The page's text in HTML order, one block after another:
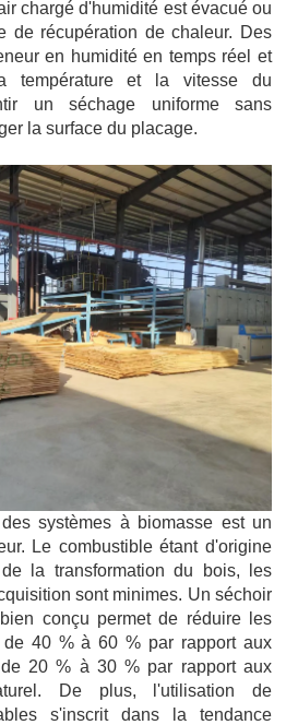
chargé d'humidité est évacué ou
de récupération de chaleur. Des
en humidité en temps réel et
température et la vitesse du
un séchage uniforme sans
la surface du placage.
systèmes à biomasse est un
Le combustible étant d'origine
la transformation du bois, les
sont minimes. Un séchoir
conçu permet de réduire les
de 40 % à 60 % par rapport aux
20 % à 30 % par rapport aux
De plus, l'utilisation de
s'inscrit dans la tendance